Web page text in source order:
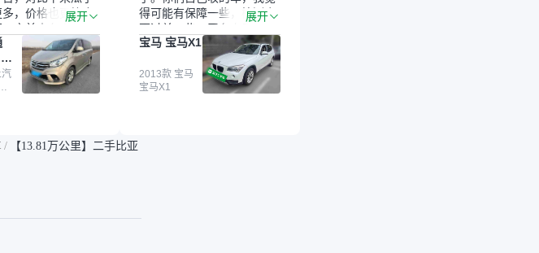
，价格也更符合
之前卖车来过瓜
格没谈成，但
着。瓜子毕竟是
体印象还好。我
台上汽大通，18
很便捷，其他平
值。虽然我砍过
展开
得可能有保障一些，检测会
更过关一些。平台自己收上
来再卖的车，应该更可靠。
我买的是宝马X1，主要看中
它的价格和公里数比较合
适。另外，瓜子承诺无火
展开
宝马 宝马X1
2013款 宝马
宝马X1
/
【13.81万公里】二手比亚